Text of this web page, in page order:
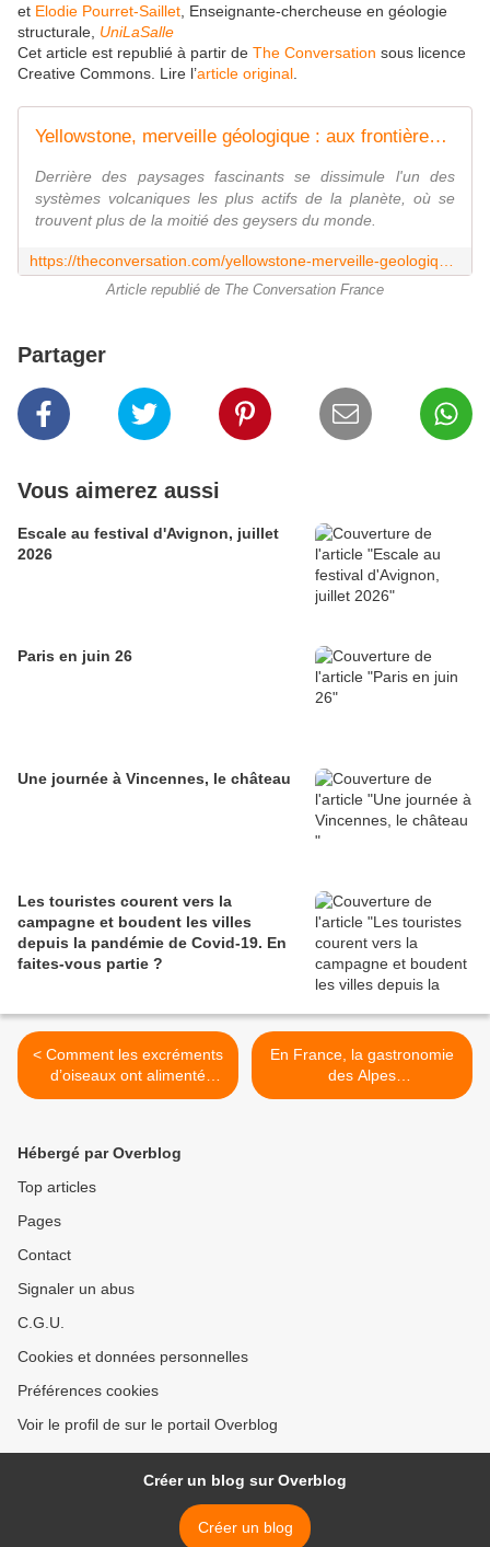
et Elodie Pourret-Saillet , Enseignante-chercheuse en géologie
structurale, UniLaSalle
Cet article est republié à partir de The Conversation sous licence
Creative Commons. Lire l’article original
Yellowstone, merveille géologique : aux frontières du feu, de l'eau et du vivant
Derrière des paysages fascinants se dissimule l'un des
systèmes volcaniques les plus actifs de la planète, où se
trouvent plus de la moitié des geysers du monde.
Article republié de The Conversation France
Partager
Vous aimerez aussi
Escale au festival d'Avignon, juillet
2026
Paris en juin 26
Une journée à Vincennes, le château
Les touristes courent vers la
campagne et boudent les villes
depuis la pandémie de Covid‑19. En
faites‑vous partie ?
< Comment les excréments
d’oiseaux ont alimenté
l’essor du puissant royaume
En France, la gastronomie
des Alpes
tutoie les sommets >
Hébergé par Overblog
Top articles
Pages
Contact
Signaler un abus
C.G.U.
Cookies et données personnelles
Préférences cookies
Voir le profil de sur le portail Overblog
Créer un blog sur Overblog
Créer un blog